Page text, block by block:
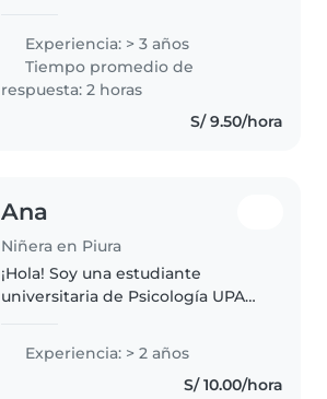
pequeños, preescolares y niños
de edad escolar. Soy
responsable, paciente y
amigable. Puedo ayudar con..
Experiencia: > 3 años
Tiempo promedio de
respuesta: 2 horas
S/ 9.50/hora
Ana
Niñera en Piura
¡Hola! Soy una estudiante
universitaria de Psicología UPAO,
experiencia cuidando niños de
todas las edades, desde bebés
Experiencia: > 2 años
S/ 10.00/hora